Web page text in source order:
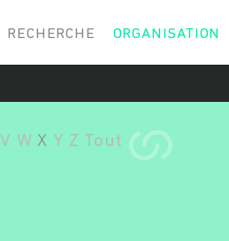
RECHERCHE ORGANISATION
V W X Y Z Tout